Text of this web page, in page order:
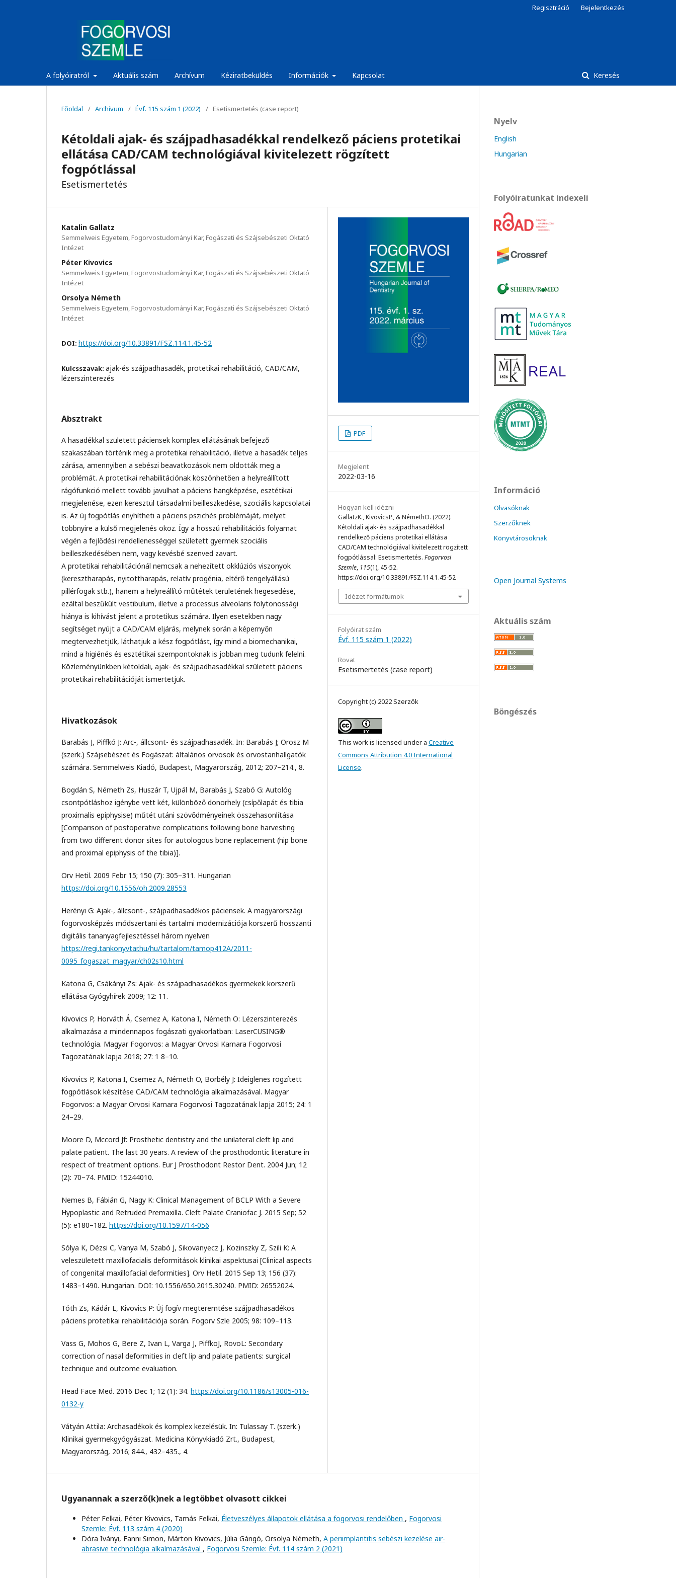
A folyóiratról Aktuális szám Archívum Kéziratbeküldés Információk Kapcsolat Keresés
Regisztráció Bejelentkezés
Főoldal / Archívum / Évf. 115 szám 1 (2022) / Esetismertetés (case report)
Kétoldali ajak- és szájpadhasadékkal rendelkező páciens protetikai
ellátása CAD/CAM technológiával kivitelezett rögzített
fogpótlással
Esetismertetés
Katalin Gallatz
Semmelweis Egyetem, Fogorvostudományi Kar, Fogászati és Szájsebészeti Oktató
Intézet
Péter Kivovics
Semmelweis Egyetem, Fogorvostudományi Kar, Fogászati és Szájsebészeti Oktató
Intézet
Orsolya Németh
Semmelweis Egyetem, Fogorvostudományi Kar, Fogászati és Szájsebészeti Oktató
Intézet
DOI: https://doi.org/10.33891/FSZ.114.1.45-52
Kulcsszavak: ajak-és szájpadhasadék, protetikai rehabilitáció, CAD/CAM,
lézerszinterezés
Absztrakt
A hasadékkal született páciensek komplex ellátásának befejező
szakaszában történik meg a protetikai rehabilitáció, illetve a hasadék teljes
zárása, amennyiben a sebészi beavatkozások nem oldották meg a
problémát. A protetikai rehabilitációnak köszönhetően a helyreállított
rágófunkció mellett tovább javulhat a páciens hangképzése, esztétikai
megjelenése, ezen keresztül társadalmi beilleszkedése, szociális kapcsolatai
is. Az új fogpótlás enyhítheti a páciens pszichés problémáját, melyet
többnyire a külső megjelenés okoz. Így a hosszú rehabilitációs folyamat
végén a fejlődési rendellenességgel született gyermek szociális
beilleszkedésében nem, vagy kevésbé szenved zavart.
A protetikai rehabilitációnál nemcsak a nehezített okklúziós viszonyok
(keresztharapás, nyitottharapás, relatív progénia, eltérő tengelyállású
pillérfogak stb.), hanem a helyreállító műtétek területének hegesedése,
ezáltal beszűkült vestibulum, illetve a processus alveolaris folytonossági
hiánya is kihívást jelent a protetikus számára. Ilyen esetekben nagy
segítséget nyújt a CAD/CAM eljárás, melynek során a képernyőn
megtervezhetjük, láthatjuk a kész fogpótlást, így mind a biomechanikai,
mind a higiénés és esztétikai szempontoknak is jobban meg tudunk felelni.
Közleményünkben kétoldali, ajak- és szájpadhasadékkal született páciens
protetikai rehabilitációját ismertetjük.
Hivatkozások
Barabás J, Piffkó J: Arc-, állcsont- és szájpadhasadék. In: Barabás J; Orosz M
(szerk.) Szájsebészet és Fogászat: általános orvosok és orvostanhallgatók
számára. Semmelweis Kiadó, Budapest, Magyarország, 2012; 207–214., 8.
Bogdán S, Németh Zs, Huszár T, Ujpál M, Barabás J, Szabó G: Autológ
csontpótláshoz igénybe vett két, különböző donorhely (csípőlapát és tibia
proximalis epiphysise) műtét utáni szövődményeinek összehasonlítása
[Comparison of postoperative complications following bone harvesting
from two different donor sites for autologous bone replacement (hip bone
and proximal epiphysis of the tibia)].
Orv Hetil. 2009 Febr 15; 150 (7): 305–311. Hungarian
https://doi.org/10.1556/oh.2009.28553
Herényi G: Ajak-, állcsont-, szájpadhasadékos páciensek. A magyarországi
fogorvosképzés módszertani és tartalmi modernizációja korszerű hosszanti
digitális tananyagfejlesztéssel három nyelven
https://regi.tankonyvtar.hu/hu/tartalom/tamop412A/2011-
0095_fogaszat_magyar/ch02s10.html
Katona G, Csákányi Zs: Ajak- és szájpadhasadékos gyermekek korszerű
ellátása Gyógyhírek 2009; 12: 11.
Kivovics P, Horváth Á, Csemez A, Katona I, Németh O: Lézerszinterezés
alkalmazása a mindennapos fogászati gyakorlatban: LaserCUSING®
technológia. Magyar Fogorvos: a Magyar Orvosi Kamara Fogorvosi
Tagozatának lapja 2018; 27: 1 8–10.
Kivovics P, Katona I, Csemez A, Németh O, Borbély J: Ideiglenes rögzített
fogpótlások készítése CAD/CAM technológia alkalmazásával. Magyar
Fogorvos: a Magyar Orvosi Kamara Fogorvosi Tagozatának lapja 2015; 24: 1
24–29.
Moore D, Mccord Jf: Prosthetic dentistry and the unilateral cleft lip and
palate patient. The last 30 years. A review of the prosthodontic literature in
respect of treatment options. Eur J Prosthodont Restor Dent. 2004 Jun; 12
(2): 70–74. PMID: 15244010.
Nemes B, Fábián G, Nagy K: Clinical Management of BCLP With a Severe
Hypoplastic and Retruded Premaxilla. Cleft Palate Craniofac J. 2015 Sep; 52
(5): e180–182. https://doi.org/10.1597/14-056
Sólya K, Dézsi C, Vanya M, Szabó J, Sikovanyecz J, Kozinszky Z, Szili K: A
veleszületett maxillofacialis deformitások klinikai aspektusai [Clinical aspects
of congenital maxillofacial deformities]. Orv Hetil. 2015 Sep 13; 156 (37):
1483–1490. Hungarian. DOI: 10.1556/650.2015.30240. PMID: 26552024.
Tóth Zs, Kádár L, Kivovics P: Új fogív megteremtése szájpadhasadékos
páciens protetikai rehabilitációja során. Fogorv Szle 2005; 98: 109–113.
Vass G, Mohos G, Bere Z, Ivan L, Varga J, PiffkoJ, RovoL: Secondary
correction of nasal deformities in cleft lip and palate patients: surgical
technique and outcome evaluation.
Head Face Med. 2016 Dec 1; 12 (1): 34. https://doi.org/10.1186/s13005-016-
0132-y
Vátyán Attila: Archasadékok és komplex kezelésük. In: Tulassay T. (szerk.)
Klinikai gyermekgyógyászat. Medicina Könyvkiadó Zrt., Budapest,
Magyarország, 2016; 844., 432–435., 4.
PDF
Megjelent
2022-03-16
Hogyan kell idézni
GallatzK., KivovicsP., & NémethO. (2022).
Kétoldali ajak- és szájpadhasadékkal
rendelkező páciens protetikai ellátása
CAD/CAM technológiával kivitelezett rögzített
fogpótlással: Esetismertetés. Fogorvosi
Szemle, 115(1), 45-52.
https://doi.org/10.33891/FSZ.114.1.45-52
Idézet formátumok
Folyóirat szám
Évf. 115 szám 1 (2022)
Rovat
Esetismertetés (case report)
Copyright (c) 2022 Szerzők
This work is licensed under a Creative
Commons Attribution 4.0 International
License.
Ugyanannak a szerző(k)nek a legtöbbet olvasott cikkei
Péter Felkai, Péter Kivovics, Tamás Felkai, Életveszélyes állapotok ellátása a fogorvosi rendelőben , Fogorvosi
Szemle: Évf. 113 szám 4 (2020)
Dóra Iványi, Fanni Simon, Márton Kivovics, Júlia Gángó, Orsolya Németh, A periimplantitis sebészi kezelése air-
abrasive technológia alkalmazásával , Fogorvosi Szemle: Évf. 114 szám 2 (2021)
Nyelv
English
Hungarian
Folyóiratunkat indexeli
Információ
Olvasóknak
Szerzőknek
Könyvtárosoknak
Open Journal Systems
Aktuális szám
Böngészés